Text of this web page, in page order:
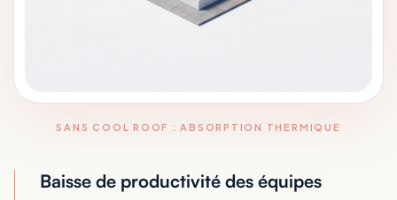
SANS COOL ROOF : ABSORPTION THERMIQUE
Baisse de productivité des équipes